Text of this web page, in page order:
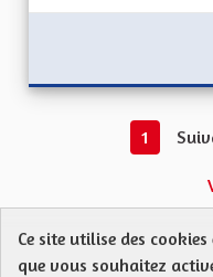
1
Protection des
Ce site utilise des
que vous souhaitez